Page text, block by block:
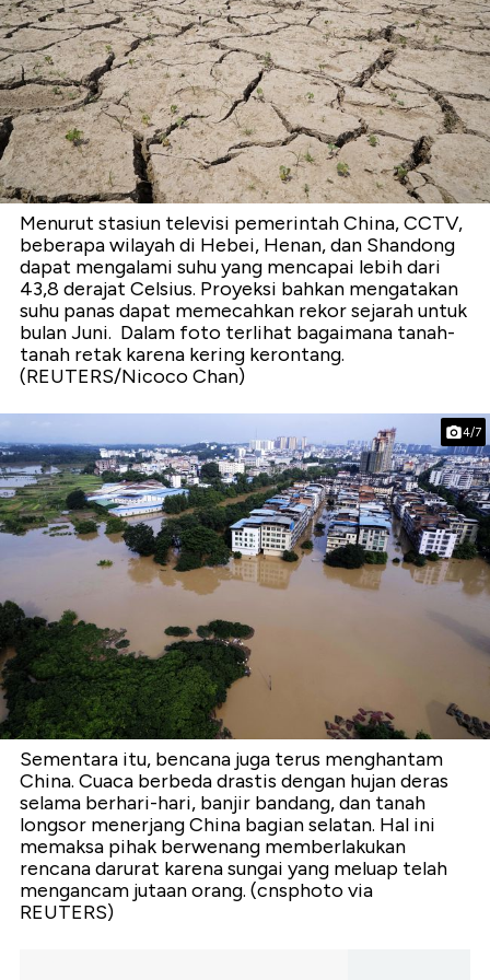
Menurut stasiun televisi pemerintah China, CCTV,
beberapa wilayah di Hebei, Henan, dan Shandong
dapat mengalami suhu yang mencapai lebih dari
43,8 derajat Celsius. Proyeksi bahkan mengatakan
suhu panas dapat memecahkan rekor sejarah untuk
bulan Juni. Dalam foto terlihat bagaimana tanah-
tanah retak karena kering kerontang.
(REUTERS/Nicoco Chan)
4/7
Sementara itu, bencana juga terus menghantam
China. Cuaca berbeda drastis dengan hujan deras
selama berhari-hari, banjir bandang, dan tanah
longsor menerjang China bagian selatan. Hal ini
memaksa pihak berwenang memberlakukan
rencana darurat karena sungai yang meluap telah
mengancam jutaan orang. (cnsphoto via
REUTERS)